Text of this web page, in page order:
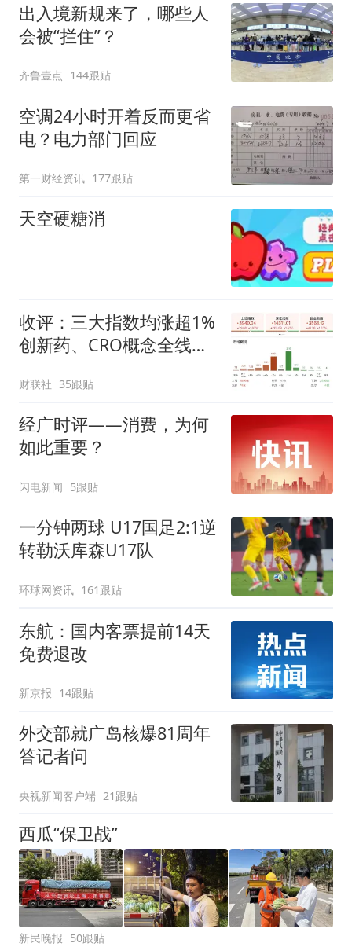
出入境新规来了，哪些人
会被“拦住”？
齐鲁壹点 144跟贴
空调24小时开着反而更省
电？电力部门回应
第一财经资讯 177跟贴
天空硬糖消
收评：三大指数均涨超1%
创新药、CRO概念全线走
财联社 35跟贴
经广时评——消费，为何
如此重要？
闪电新闻 5跟贴
一分钟两球 U17国足2:1逆
转勒沃库森U17队
环球网资讯 161跟贴
东航：国内客票提前14天
免费退改
新京报 14跟贴
外交部就广岛核爆81周年
答记者问
央视新闻客户端 21跟贴
西瓜“保卫战”
新民晚报 50跟贴